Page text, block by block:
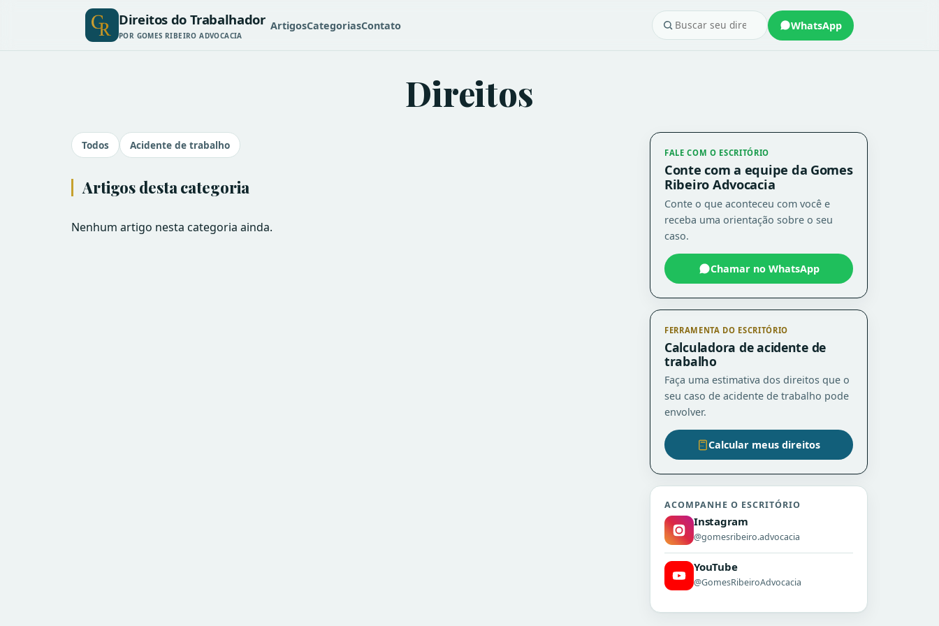
Direitos do Trabalhador
POR GOMES RIBEIRO ADVOCACIA
ArtigosCategoriasContato WhatsApp
Direitos
Todos Acidente de trabalho
Artigos desta categoria
Nenhum artigo nesta categoria ainda.
FALE COM O ESCRITÓRIO
Conte com a equipe da Gomes
Ribeiro Advocacia
Conte o que aconteceu com você e
receba uma orientação sobre o seu
caso.
Chamar no WhatsApp
FERRAMENTA DO ESCRITÓRIO
Calculadora de acidente de
trabalho
Faça uma estimativa dos direitos que o
seu caso de acidente de trabalho pode
envolver.
Calcular meus direitos
ACOMPANHE O ESCRITÓRIO
Instagram
@gomesribeiro.advocacia
YouTube
@GomesRibeiroAdvocacia